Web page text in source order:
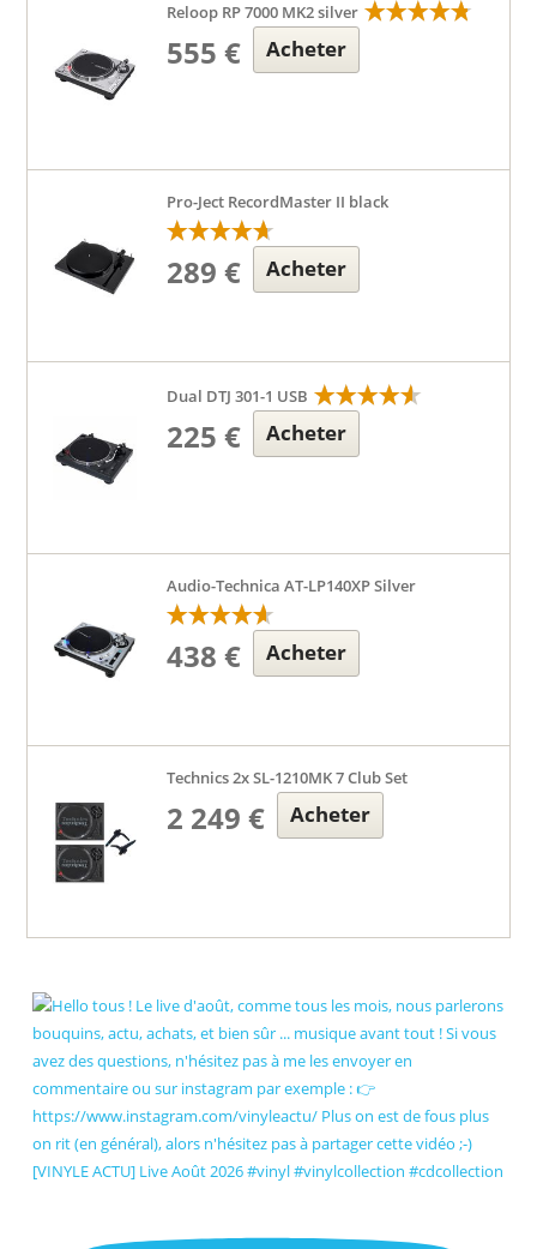
Reloop RP 7000 MK2 silver
555 € Acheter
Pro-Ject RecordMaster II black
289 € Acheter
Dual DTJ 301-1 USB
225 € Acheter
Audio-Technica AT-LP140XP Silver
438 € Acheter
Technics 2x SL-1210MK 7 Club Set
2 249 € Acheter
[VINYLE ACTU] Live Août 2026 #vinyl #vinylcollection #cdcollection